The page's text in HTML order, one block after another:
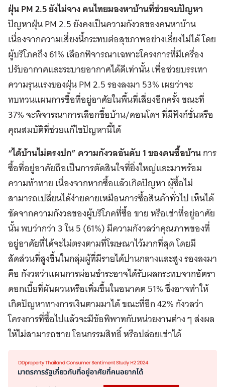
ฝุ่น PM 2.5 ยังไม่จางคนไทยมองหาบ้านที่ช่วยจบปัญหา
ปัญหาฝุ่น PM 2.5 ยังคงเป็นความกังวลของคนหาบ้าน
เนื่องจากความเสี่ยงนี้กระทบต่อสุขภาพอย่างเลี่ยงไม่ได้ โดย
ผู้บริโภคถึง 61% เลือกพิจารณาเฉพาะโครงการที่มีเครื่อง
ปรับอากาศและระบายอากาศได้ดีเท่านั้น เพื่อช่วยบรรเทา
ความรุนแรงของฝุ่น PM 2.5 รองลงมา 53% เผยว่าจะ
ทบทวนแผนการซื้อที่อยู่อาศัยในพื้นที่เสี่ยงอีกครั้ง ขณะที่
37% จะพิจารณาการเลือกซื้อบ้าน/คอนโดฯ ที่มีฟังก์ชั่นหรือ
คุณสมบัติที่ช่วยแก้ไขปัญหานี้ได้
“ได้บ้านไม่ตรงปก”ความกังวลอันดับ 1 ของคนซื้อบ้านการ
ซื้อที่อยู่อาศัยถือเป็นการตัดสินใจที่ยิ่งใหญ่และมาพร้อม
ความท้าทาย เนื่องจากหากซื้อแล้วเกิดปัญหา ผู้ซื้อไม่
สามารถเปลี่ยนได้ง่ายดายเหมือนการซื้อสินค้าทั่วไป เห็นได้
ชัดจากความกังวลของผู้บริโภคที่ซื้อ ขาย หรือเช่าที่อยู่อาศัย
นั้น พบว่ากว่า 3 ใน 5 (61%) มีความกังวลว่าคุณภาพของที่
อยู่อาศัยที่ได้จะไม่ตรงตามที่โฆษณาไว้มากที่สุด โดยมี
สัดส่วนที่สูงขึ้นในกลุ่มผู้ที่มีรายได้ปานกลางและสูง รองลงมา
คือ กังวลว่าแผนการผ่อนชำระอาจได้รับผลกระทบจากอัตรา
ดอกเบี้ยที่ผันผวนหรือเพิ่มขึ้นในอนาคต 51% ซึ่งอาจทำให้
เกิดปัญหาทางการเงินตามมาได้ ขณะที่อีก 42% กังวลว่า
โครงการที่ซื้อไปแล้วจะมีข้อพิพาทกับหน่วยงานต่าง ๆ ส่งผล
ให้ไม่สามารถขาย โอนกรรมสิทธิ์ หรือปล่อยเช่าได้